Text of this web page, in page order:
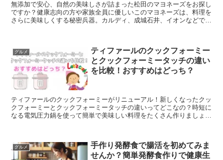
無添加で安心、自然の美味しさが詰まった松田のマヨネーズをお探し
ですか？健康志向の方や家族全員に優しいこのマヨネーズは、料理を
さらに美味しくする秘密兵器。カルディ、成城石井、イオンなどで購
グルメ
ティファールのクックフォーミー
とクックフォーミータッチの違い
を比較！おすすめはどっち？
ティファールのクックフォーミーがリニューアル！新しくなったクッ
クフォーミーとクックフォーミータッチの違いってどこなの？時短に
なる電気圧力鍋を使って簡単で美味しい料理をたくさん作りましょ
グルメ
手作り発酵食で腸活を初めてみま
せんか？簡単発酵食作りで健康生